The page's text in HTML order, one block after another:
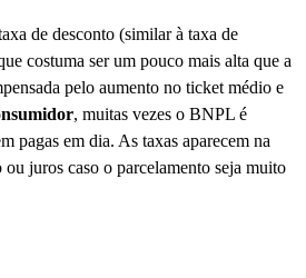
de desconto (similar à taxa de
costuma ser um pouco mais alta que a
pelo aumento no ticket médio e
, muitas vezes o BNPL é
pagas em dia. As taxas aparecem na
juros caso o parcelamento seja muito